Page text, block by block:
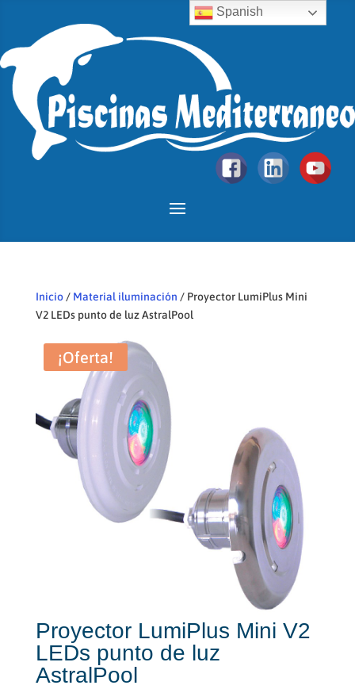
Inicio/ Material iluminación / Proyector LumiPlus Mini
V2 LEDs punto de luz AstralPool
¡Oferta!
Proyector LumiPlus Mini V2
LEDs punto de luz
AstralPool
Spanish